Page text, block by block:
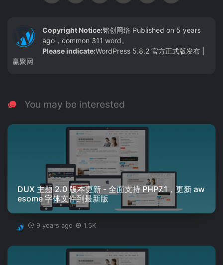
Copyright Notice:铭创网络 Published on 5 years
ago，common 311 word。
Please indicate:WordPress 5.8.2 官方正式版发布 |
赢聚网
You may be interested
DUX 主题 2.0 版本更新 - 全面支持 PHP7.1，更新 aw
esome 字体文件到最新版
9 years ago 1.5K